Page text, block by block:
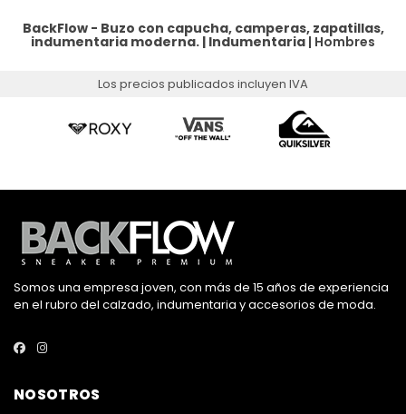
BackFlow - Buzo con capucha, camperas, zapatillas,
indumentaria moderna. | Indumentaria | Hombres
Los precios publicados incluyen IVA
Somos una empresa joven, con más de 15 años de experiencia
en el rubro del calzado, indumentaria y accesorios de moda.
NOSOTROS